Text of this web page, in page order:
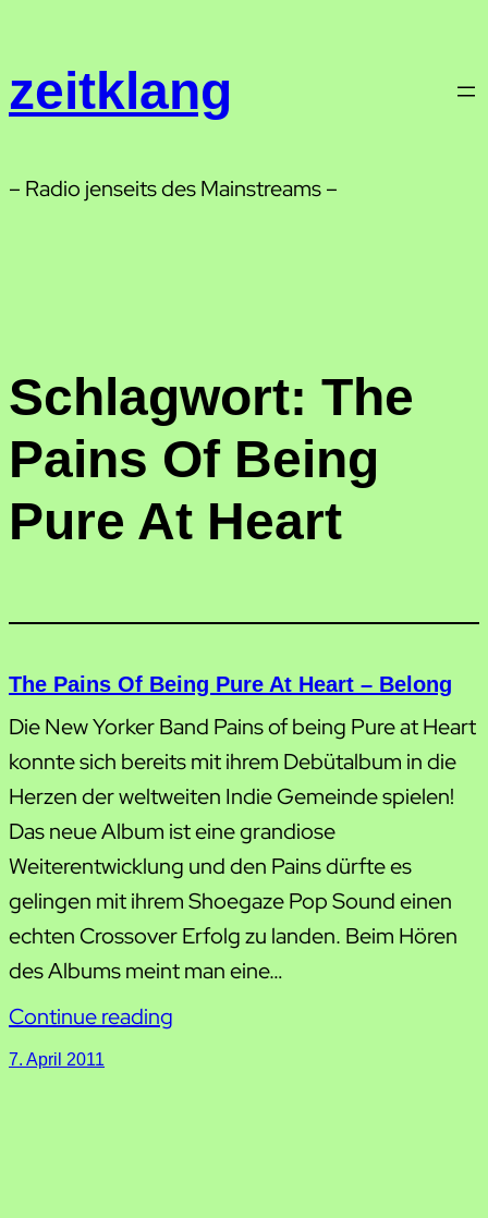
springen
zeitklang
– Radio jenseits des Mainstreams –
Schlagwort: The
Pains Of Being
Pure At Heart
The Pains Of Being Pure At Heart – Belong
Die New Yorker Band Pains of being Pure at Heart
konnte sich bereits mit ihrem Debütalbum in die
Herzen der weltweiten Indie Gemeinde spielen!
Das neue Album ist eine grandiose
Weiterentwicklung und den Pains dürfte es
gelingen mit ihrem Shoegaze Pop Sound einen
echten Crossover Erfolg zu landen. Beim Hören
des Albums meint man eine…
Continue reading
7. April 2011